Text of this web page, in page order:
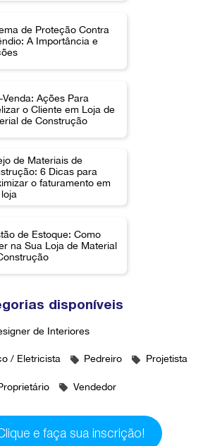
de Proteção Contra
A Importância e
Venda: Ações Para
o Cliente em Loja de
de Construção
de Materiais de
6 Dicas para
o faturamento em
de Estoque: Como
na Sua Loja de Material
disponíveis
de Interiores
/ Eletricista Pedreiro Projetista
Vendedor
e faça sua inscrição!